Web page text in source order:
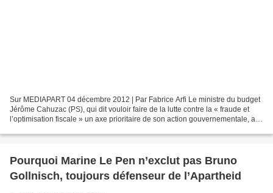
Sur MEDIAPART 04 décembre 2012 | Par Fabrice Arfi Le ministre du budget
Jérôme Cahuzac (PS), qui dit vouloir faire de la lutte contre la « fraude et
l’optimisation fiscale » un axe prioritaire de son action gouvernementale, a
Pourquoi Marine Le Pen n’exclut pas Bruno
Gollnisch, toujours défenseur de l’Apartheid